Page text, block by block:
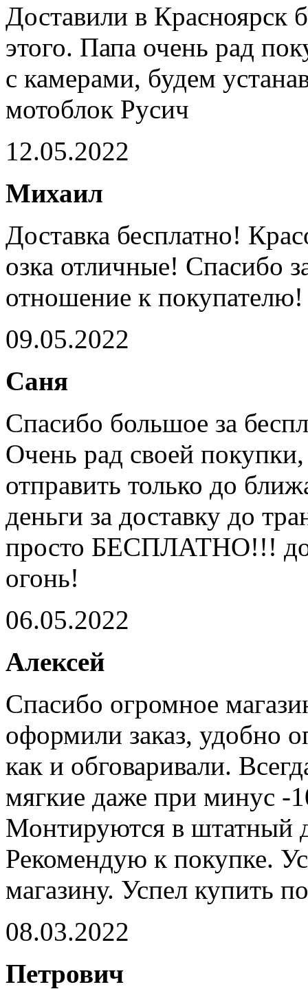
Доставили в Красноярск
этого. Папа очень рад
с камерами, будем
мотоблок Русич
12.05.2022
Михаил
Доставка бесплатно!
озка отличные! Спасибо
отношение к покупателю!
09.05.2022
Саня
Спасибо большое за
Очень рад своей
отправить только до
деньги за доставку до
просто БЕСПЛАТНО!!!
огонь!
06.05.2022
Алексей
Спасибо огромное
оформили заказ, удобно
как и обговаривали.
мягкие даже при минус -
Монтируются в штатный
Рекомендую к покупке.
магазину. Успел купить
08.03.2022
Петрович